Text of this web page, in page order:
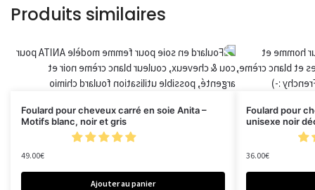
Produits similaires
Foulard pour cheveux carré en soie Anita –
Motifs blanc, noir et gris
49.00€
Ajouter au panier
Foulard pour
unisexe noir
36.00€